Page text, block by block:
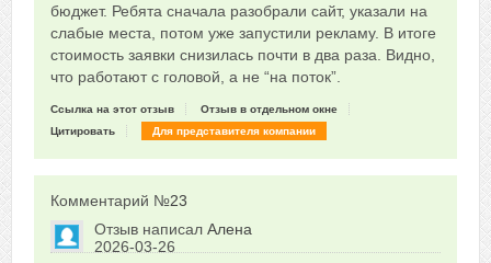
бюджет. Ребята сначала разобрали сайт, указали на
слабые места, потом уже запустили рекламу. В итоге
стоимость заявки снизилась почти в два раза. Видно,
что работают с головой, а не “на поток”.
Ссылка на этот отзыв
Отзыв в отдельном окне
Цитировать
Для представителя компании
Комментарий №23
Отзыв написал Алена
2026-03-26